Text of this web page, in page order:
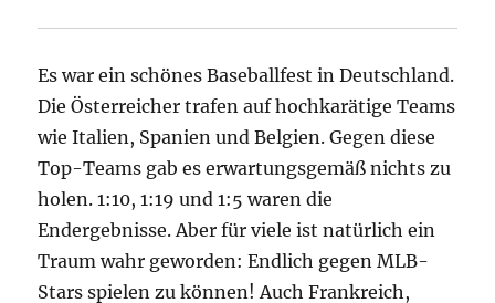
Es war ein schönes Baseballfest in Deutschland.
Die Österreicher trafen auf hochkarätige Teams
wie Italien, Spanien und Belgien. Gegen diese
Top-Teams gab es erwartungsgemäß nichts zu
holen. 1:10, 1:19 und 1:5 waren die
Endergebnisse. Aber für viele ist natürlich ein
Traum wahr geworden: Endlich gegen MLB-
Stars spielen zu können! Auch Frankreich,